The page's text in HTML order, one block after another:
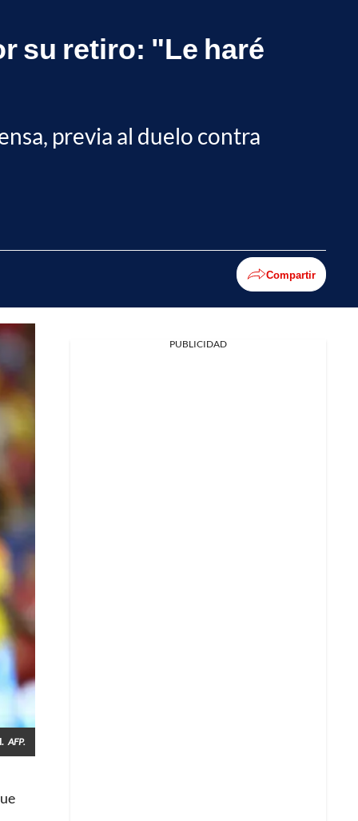
su retiro: "Le haré
previa al duelo contra
Compartir
AFP.
PUBLICIDAD